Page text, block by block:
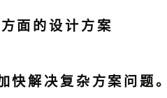
面的设计方案
快解决复杂方案问题。